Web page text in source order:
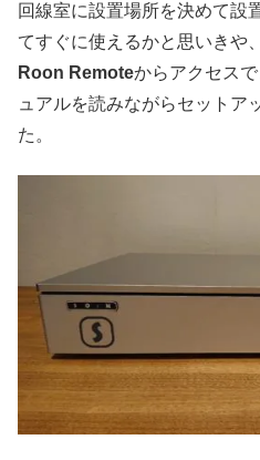
回線室に設置場所を決めて設
てすぐに使えるかと思いきや、
Roon Remoteからアクセス
ュアルを読みながらセットア
た。